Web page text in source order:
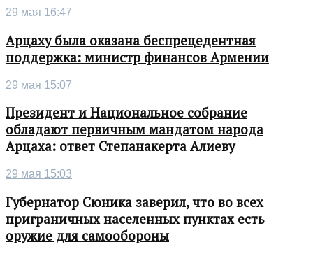
29 мая 16:47
Арцаху была оказана беспрецедентная
поддержка: министр финансов Армении
29 мая 15:07
Президент и Национальное собрание
обладают первичным мандатом народа
Арцаха: ответ Степанакерта Алиеву
29 мая 15:03
Губернатор Сюника заверил, что во всех
приграничных населенных пунктах есть
оружие для самообороны